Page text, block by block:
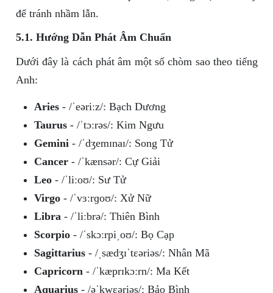
để tránh nhầm lẫn.
5.1. Hướng Dẫn Phát Âm Chuẩn
Dưới đây là cách phát âm một số chòm sao theo tiếng
Anh:
Aries- /ˈeəriːz/: Bạch Dương
Taurus- /ˈtɔːrəs/: Kim Ngưu
Gemini- /ˈdʒemɪnaɪ/: Song Tử
Cancer- /ˈkænsər/: Cự Giải
Leo- /ˈliːoʊ/: Sư Tử
Virgo- /ˈvɜːrɡoʊ/: Xử Nữ
Libra- /ˈliːbrə/: Thiên Bình
Scorpio- /ˈskɔːrpiˌoʊ/: Bọ Cạp
Sagittarius- /ˌsædʒɪˈtɛəriəs/: Nhân Mã
Capricorn- /ˈkæprɪkɔːrn/: Ma Kết
Aquarius- /əˈkwɛəriəs/: Bảo Bình